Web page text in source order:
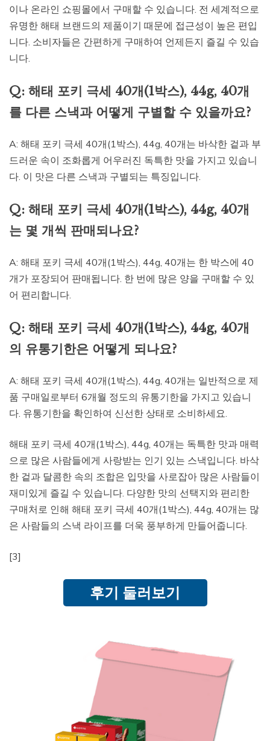
이나 온라인 쇼핑몰에서 구매할 수 있습니다. 전 세계적으로
유명한 해태 브랜드의 제품이기 때문에 접근성이 높은 편입
니다. 소비자들은 간편하게 구매하여 언제든지 즐길 수 있습
니다.
Q: 해태 포키 극세 40개(1박스), 44g, 40개
를 다른 스낵과 어떻게 구별할 수 있을까요?
A: 해태 포키 극세 40개(1박스), 44g, 40개는 바삭한 겉과 부
드러운 속이 조화롭게 어우러진 독특한 맛을 가지고 있습니
다. 이 맛은 다른 스낵과 구별되는 특징입니다.
Q: 해태 포키 극세 40개(1박스), 44g, 40개
는 몇 개씩 판매되나요?
A: 해태 포키 극세 40개(1박스), 44g, 40개는 한 박스에 40
개가 포장되어 판매됩니다. 한 번에 많은 양을 구매할 수 있
어 편리합니다.
Q: 해태 포키 극세 40개(1박스), 44g, 40개
의 유통기한은 어떻게 되나요?
A: 해태 포키 극세 40개(1박스), 44g, 40개는 일반적으로 제
품 구매일로부터 6개월 정도의 유통기한을 가지고 있습니
다. 유통기한을 확인하여 신선한 상태로 소비하세요.
해태 포키 극세 40개(1박스), 44g, 40개는 독특한 맛과 매력
으로 많은 사람들에게 사랑받는 인기 있는 스낵입니다. 바삭
한 겉과 달콤한 속의 조합은 입맛을 사로잡아 많은 사람들이
재미있게 즐길 수 있습니다. 다양한 맛의 선택지와 편리한
구매처로 인해 해태 포키 극세 40개(1박스), 44g, 40개는 많
은 사람들의 스낵 라이프를 더욱 풍부하게 만들어줍니다.
[3]
후기 둘러보기